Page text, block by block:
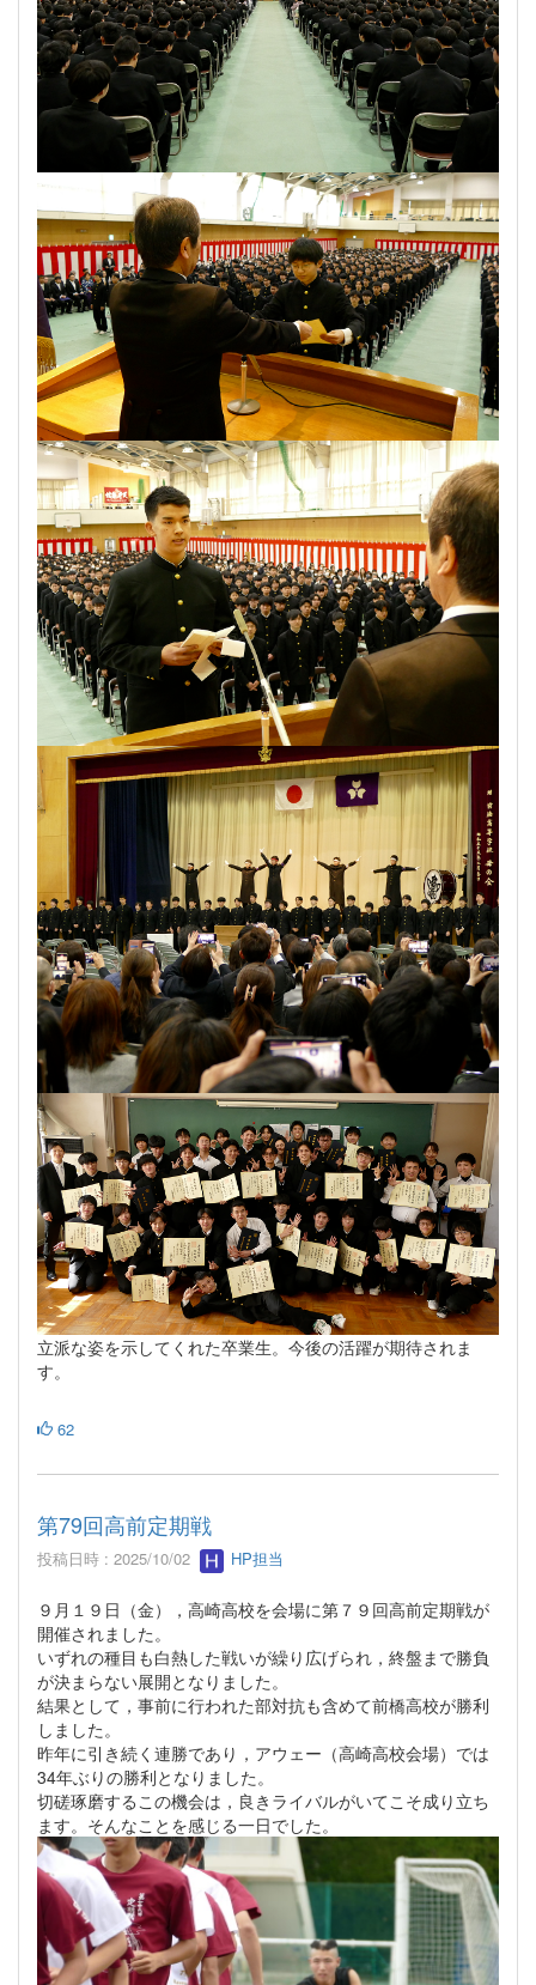
立派な姿を示してくれた卒業生。今後の活躍が期待されま
す。
62
第79回高前定期戦
投稿日時 : 2025/10/02 HP担当
９月１９日（金），高崎高校を会場に第７９回高前定期戦が
開催されました。
いずれの種目も白熱した戦いが繰り広げられ，終盤まで勝負
が決まらない展開となりました。
結果として，事前に行われた部対抗も含めて前橋高校が勝利
しました。
昨年に引き続く連勝であり，アウェー（高崎高校会場）では
34年ぶりの勝利となりました。
切磋琢磨するこの機会は，良きライバルがいてこそ成り立ち
ます。そんなことを感じる一日でした。